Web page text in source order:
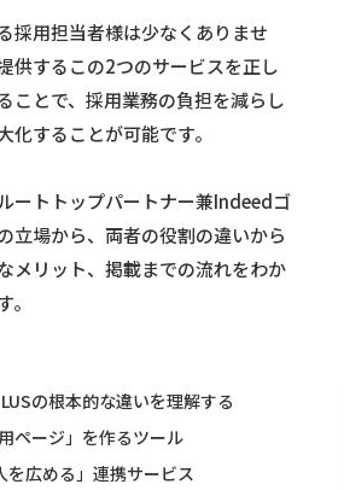
採用担当者様は少なくありませ
供するこの2つのサービスを正し
ことで、採用業務の負担を減らし
化することが可能です。
ートトップパートナー兼Indeedゴ
立場から、両者の役割の違いから
メリット、掲載までの流れをわか
の根本的な違いを理解する
ページ」を作るツール
を広める」連携サービス